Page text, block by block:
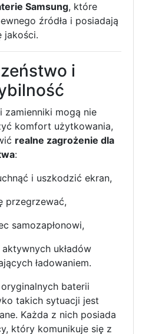
Samsung, które
źródła i posiadają
jakości.
i
zamienniki mogą nie
komfort użytkowania,
realne zagrożenie dla
:
i uszkodzić ekran,
przegrzewać,
samozapłonowi,
aktywnych układów
ładowaniem.
baterii
takich sytuacji jest
Każda z nich posiada
który komunikuje się z